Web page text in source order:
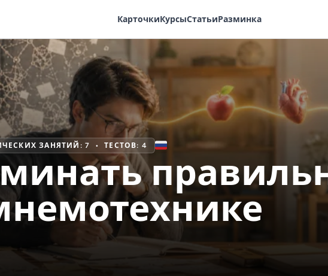
Карточки КурсыСтатьи Разминка
ЗАНЯТИЙ: 7 • ТЕСТОВ: 4 🇷🇺